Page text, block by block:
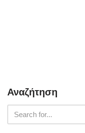
Αναζήτηση